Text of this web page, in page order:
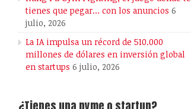
tienes que pegar… con los anuncios 6
julio, 2026
La IA impulsa un récord de 510.000
millones de dólares en inversión global
en startups 6 julio, 2026